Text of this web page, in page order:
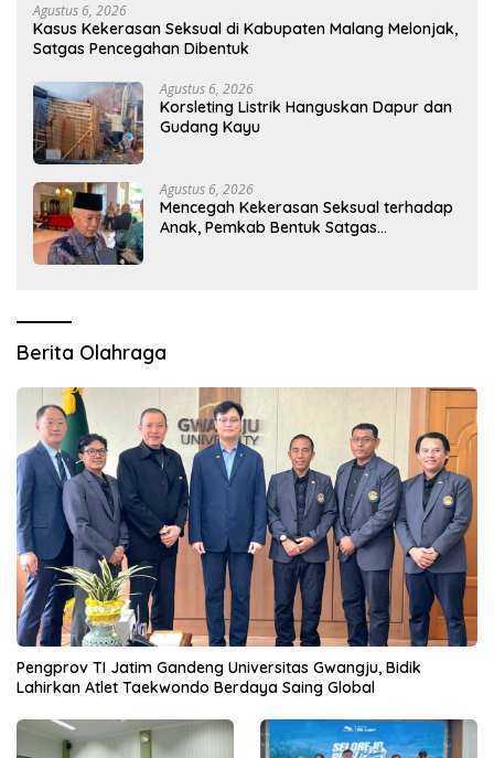
Agustus 6, 2026
Kasus Kekerasan Seksual di Kabupaten Malang Melonjak,
Satgas Pencegahan Dibentuk
Agustus 6, 2026
Korsleting Listrik Hanguskan Dapur dan
Gudang Kayu
Agustus 6, 2026
Mencegah Kekerasan Seksual terhadap
Anak, Pemkab Bentuk Satgas
Berita Olahraga
Pengprov TI Jatim Gandeng Universitas Gwangju, Bidik
Lahirkan Atlet Taekwondo Berdaya Saing Global